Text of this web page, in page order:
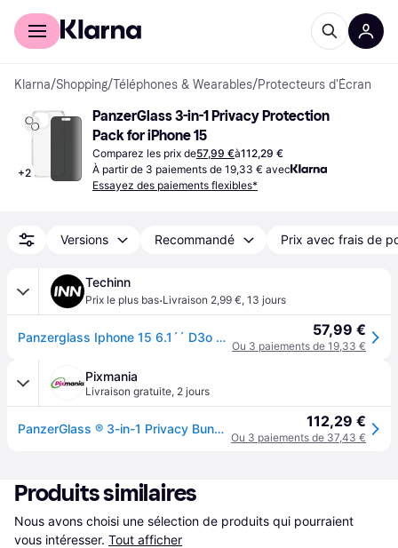
Acheter avec Klarna
Klarna/Shopping/Téléphones & Wearables/Protecteurs d'Écran
+2
PanzerGlass 3-in-1 Privacy Protection
Pack for iPhone 15
Comparez les prix de57,99 €à112,29 €
À partir de 3 paiements de 19,33 € avec
Essayez des paiements flexibles*
Versions Recommandé Prix avec frais de
Techinn
Prix le plus bas·Livraison 2,99 €, 13 jours
Panzerglass Iphone 15 6.1´´ D3o Privacy Filter Clair 57,99 €
Ou 3 paiements de 19,33 €
Pixmania
Livraison gratuite, 2 jours
PanzerGlass ® 3-in-1 Privacy Bundle iPhone 15 Protection d'écran transparent Apple 1 pièce(s) - Neuf - Transparent 112,29 €
Ou 3 paiements de 37,43 €
Produits similaires
Nous avons choisi une sélection de produits qui pourraient
vous intéresser. Tout afficher